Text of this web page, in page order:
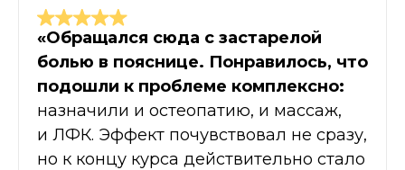
«Обращался сюда с застарелой
болью в пояснице. Понравилось, что
подошли к проблеме комплексно:
назначили и остеопатию, и массаж,
и ЛФК. Эффект почувствовал не сразу,
но к концу курса действительно стало